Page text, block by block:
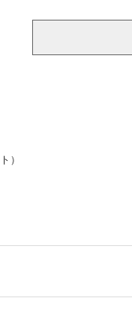
）